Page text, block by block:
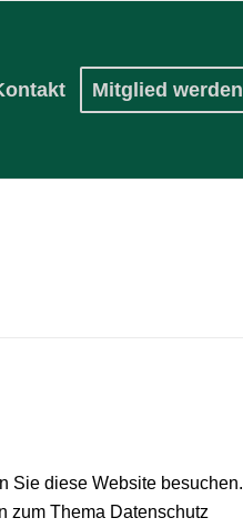
Mitglied werden
Sie diese Website besuchen.
zum Thema Datenschutz